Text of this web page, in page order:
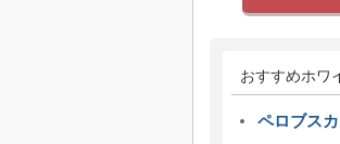
おすすめホワ
ペロブス